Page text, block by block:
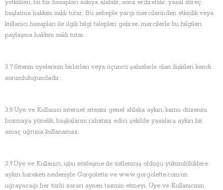
yetkilileri, bu tür hesapları askıya alabilir, sona erdirebilir, yasal süreç
başlatma hakkını saklı tutar. Bu sebeple yargı mercilerinden etkinlik veya
kullanıcı hesapları ile ilgili bilgi talepleri gelirse, mercilerle bu bilgileri
paylaşma hakkını saklı tutar.
3.7.Sitenin üyelerinin birbirleri veya üçüncü şahıslarla olan ilişkileri kendi
sorumluluğundadır.
3.8.Üye ve Kullanıcı internet sitesini genel ahlaka aykırı, kamu düzenini
bozmaya yönelik, başkalarını rahatsız edici şekilde yasalara aykırı bir
amaç uğruna kullanamaz.
3.9.Üye ve Kullanıcı, işbu sözleşme ile üstlenmiş olduğu yükümlülüklere
aykırı hareketi nedeniyle Gorgolette ve www.gorgolette.com’un
uğrayacağı her türlü zararı aynen tazmin etmeyi, Üye ve Kullanıcının